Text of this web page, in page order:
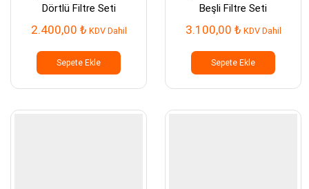
Dörtlü Filtre Seti
2.400,00 ₺ KDV Dahil
Sepete Ekle
Beşli Filtre Seti
3.100,00 ₺ KDV Dahil
Sepete Ekle